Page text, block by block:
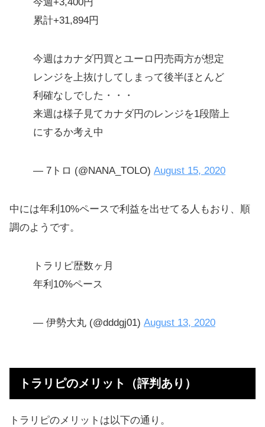
累計+31,894円
今週はカナダ円買とユーロ円売両方が想定
レンジを上抜けしてしまって後半ほとんど
利確なしでした・・・
来週は様子見てカナダ円のレンジを1段階上
にするか考え中
— 7トロ (@NANA_TOLO) August 15, 2020
中には年利10%ペースで利益を出せてる人もおり、順
調のようです。
トラリピ歴数ヶ月
年利10%ペース
— 伊勢大丸 (@dddgj01) August 13, 2020
トラリピのメリット（評判あり）
トラリピのメリットは以下の通り。